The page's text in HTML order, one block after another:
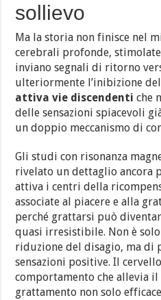
sollievo
Ma la storia non finisce nel
cerebrali profonde,
inviano segnali di ritorno
ulteriormente l’inibizione
attiva vie discendenti che
delle sensazioni spiacevoli
un doppio meccanismo di
Gli studi con risonanza
rivelato un dettaglio ancora
attiva i centri della
associate al piacere e alla
perché grattarsi può
quasi irresistibile. Non è
riduzione del disagio, ma di
sensazioni positive. Il
comportamento che allevia
grattamento non solo